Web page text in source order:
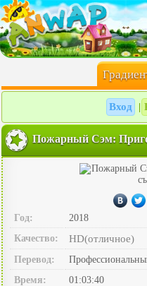
Вход
Пожарный Сэм:
Год:
2018
Качество:
HD(отличное)
Перевод:
Время:
01:03:40